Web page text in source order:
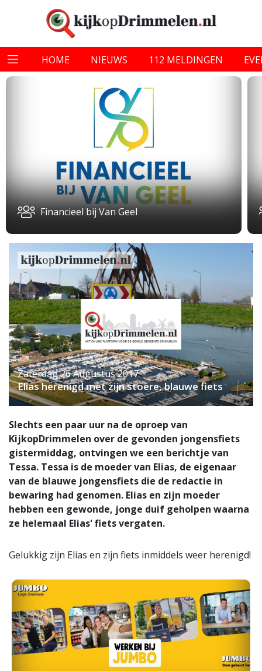
HOME NIEUWS 112 MELDINGEN
Financieel bij Van Geel
Zaterdag 26 Augustus 2017
Elias herenigd met zijn stoere, blauwe fiets
Slechts een paar uur na de oproep van
KijkopDrimmelen over de gevonden jongensfiets
gistermiddag, ontvingen we een berichtje van
Tessa. Tessa is de moeder van Elias, de eigenaar
van de blauwe jongensfiets die de redactie in
bewaring had genomen. Elias en zijn moeder
hebben een gewonde, jonge duif geholpen waarna
ze helemaal Elias' fiets vergaten.
Gelukkig zijn Elias en zijn fiets inmiddels weer herenigd!